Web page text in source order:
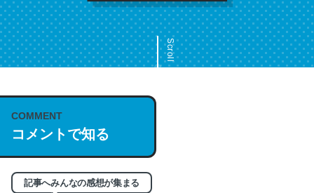
Scroll
COMMENT
コメントで知る
記事へみんなの感想が集まる
これは名文。彼はとてもクレバーなんだろうなと凄く思
う。英語少しでも読める人は原文もお勧め。自分はこの流
─今のこの状況が信じられるかい？ by ラーズ・ヌートバー